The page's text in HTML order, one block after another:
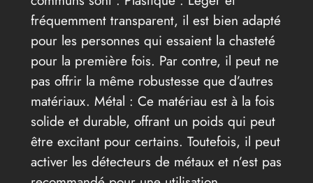
fréquemment transparent, il est bien adapté
pour les personnes qui essaient la chasteté
pour la première fois. Par contre, il peut ne
pas offrir la même robustesse que d’autres
matériaux. Métal : Ce matériau est à la fois
solide et durable, offrant un poids qui peut
être excitant pour certains. Toutefois, il peut
activer les détecteurs de métaux et n’est pas